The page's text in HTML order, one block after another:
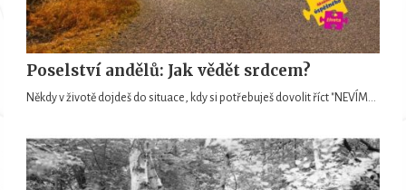
Poselství andělů: Jak vědět srdcem?
Někdy v životě dojdeš do situace, kdy si potřebuješ dovolit říct "NEVÍM…